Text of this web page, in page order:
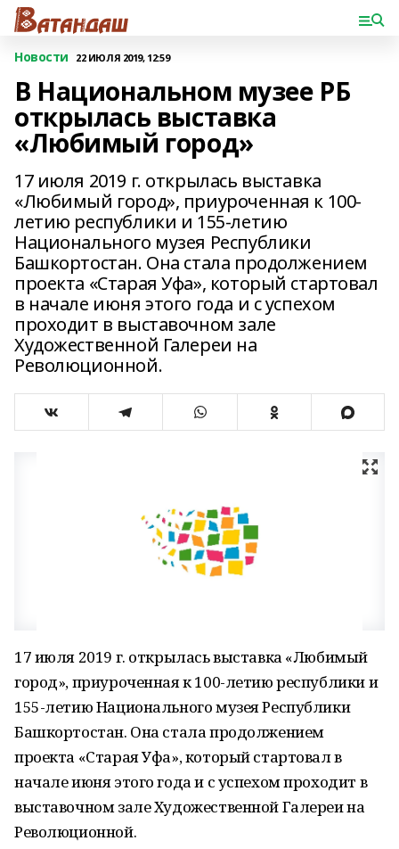
Новости 22 ИЮЛЯ 2019, 12:59
В Национальном музее РБ
открылась выставка
«Любимый город»
17 июля 2019 г. открылась выставка
«Любимый город», приуроченная к 100-
летию республики и 155-летию
Национального музея Республики
Башкортостан. Она стала продолжением
проекта «Старая Уфа», который стартовал
в начале июня этого года и с успехом
проходит в выставочном зале
Художественной Галереи на
Революционной.
17 июля 2019 г. открылась выставка «Любимый
город», приуроченная к 100-летию республики и
155-летию Национального музея Республики
Башкортостан. Она стала продолжением
проекта «Старая Уфа», который стартовал в
начале июня этого года и с успехом проходит в
выставочном зале Художественной Галереи на
Революционной.